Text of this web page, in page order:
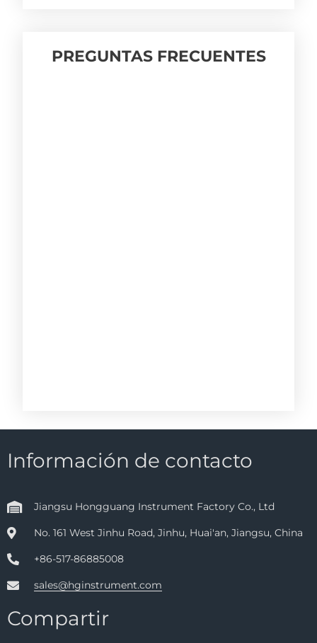
PREGUNTAS FRECUENTES
Información de contacto
Jiangsu Hongguang Instrument Factory Co., Ltd
No. 161 West Jinhu Road, Jinhu, Huai'an, Jiangsu, China
+86-517-86885008
sales@hginstrument.com
Compartir